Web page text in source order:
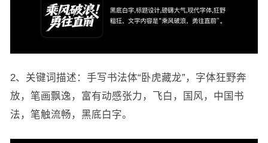
2、关键词描述：手写书法体“卧虎藏龙”，字体狂野奔
放，笔画飘逸，富有动感张力，飞白，国风，中国书
法，笔触流畅，黑底白字。